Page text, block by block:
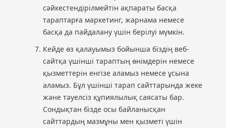
сәйкестендiрiлмейтiн ақпараты басқа
тараптарға маркетинг, жарнама немесе
басқа да пайдалану үшiн берiлуi мүмкiн.
Кейде өз қалауымыз бойынша біздің веб-
сайтқа үшінші тараптың өнімдерін немесе
қызметтерін енгізе аламыз немесе ұсына
аламыз. Бұл үшінші тарап сайттарында жеке
және тәуелсіз құпиялылық саясаты бар.
Сондықтан бізде осы байланысқан
сайттардың мазмұны мен қызметі үшін